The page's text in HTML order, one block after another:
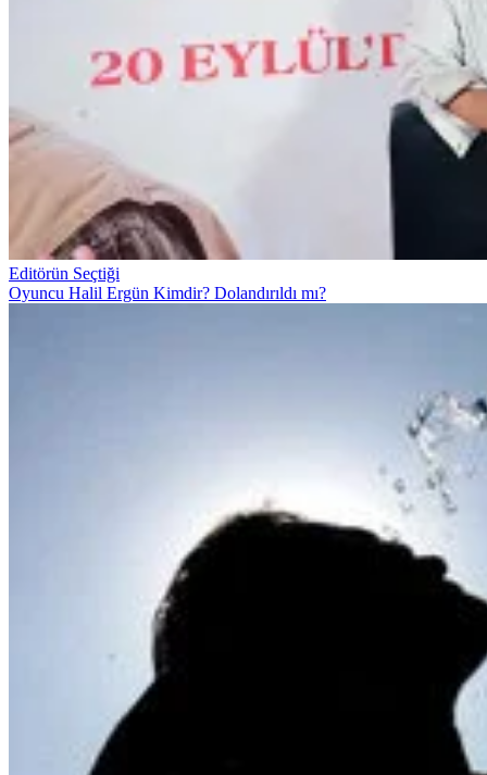
Editörün Seçtiği
Oyuncu Halil Ergün Kimdir? Dolandırıldı mı?